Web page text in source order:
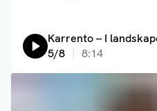
Lyssna på:
Karrento – I
5/8
8:14